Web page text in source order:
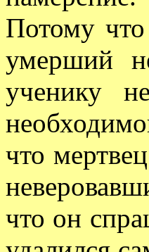
Потому
умерший
ученику
что
что он